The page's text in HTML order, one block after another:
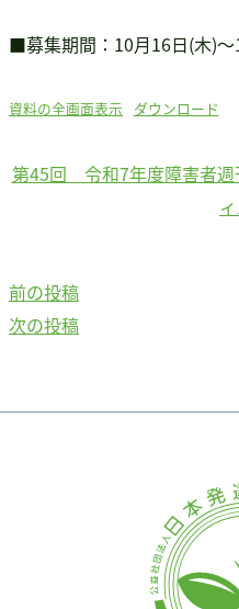
■募集期間：10月16日(木)～
資料の全画面表示 ダウンロード
第45回 令和7年度障害者週
投
前の投稿
次の投稿